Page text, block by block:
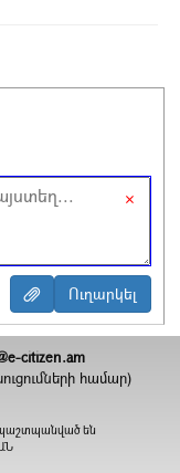
×
citizen.am
համար)
պաշտպանված են